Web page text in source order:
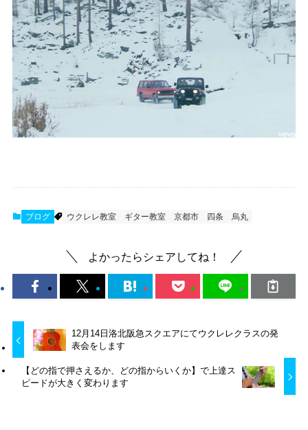
ブログ ウクレレ教室 ギター教室 京都市 四条 烏丸
よかったらシェアしてね！
12月14日洛北阪急スクエアにてウクレレクラスの発
表会をします
【どの指で押さえるか、どの指からいくか】で上達ス
ピードが大きく変わります